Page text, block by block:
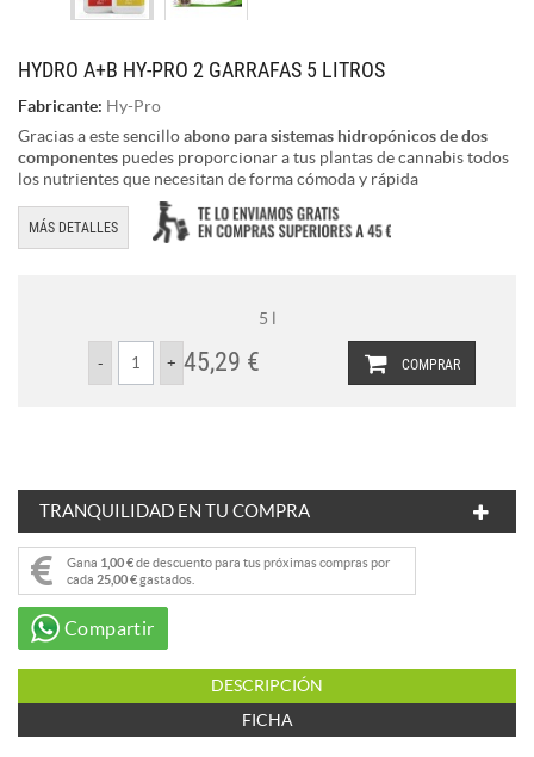
HYDRO A+B HY-PRO 2 GARRAFAS 5 LITROS
Fabricante: Hy-Pro
Gracias a este sencilloabono para sistemas hidropónicos de dos
componentes puedes proporcionar a tus plantas de cannabis todos
los nutrientes que necesitan de forma cómoda y rápida
MÁS DETALLES
5 l
COMPRAR
45,29 €
TRANQUILIDAD EN TU COMPRA
Gana 1,00 €de descuento para tus próximas compras por
cada 25,00 €gastados.
Compartir
DESCRIPCIÓN
FICHA